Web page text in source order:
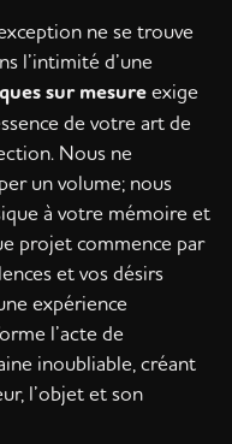
ne se trouve
l’intimité d’une
sur mesureexige
de votre art de
Nous ne
un volume; nous
à votre mémoire et
projet commence par
et vos désirs
expérience
l’acte de
inoubliable, créant
l’objet et son